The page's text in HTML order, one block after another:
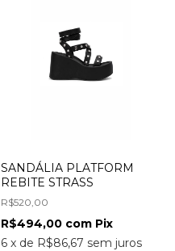
SANDÁLIA PLATFORM
REBITE STRASS
R$520,00
6 x de R$86,67 sem juros
R$494,00 com Pix